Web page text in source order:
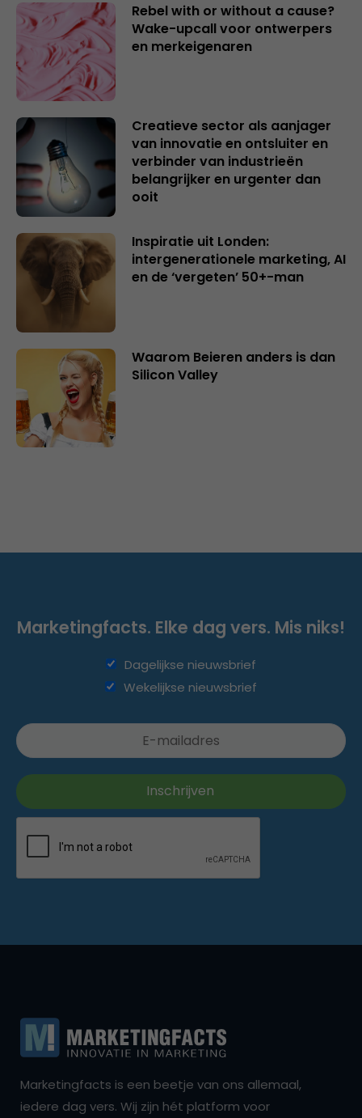
Rebel with or without a cause?
Wake-upcall voor ontwerpers
en merkeigenaren
Creatieve sector als aanjager
van innovatie en ontsluiter en
verbinder van industrieën
belangrijker en urgenter dan
ooit
Inspiratie uit Londen:
intergenerationele marketing, AI
en de ‘vergeten’ 50+-man
Waarom Beieren anders is dan
Silicon Valley
Marketingfacts. Elke dag vers. Mis niks!
Dagelijkse nieuwsbrief
Wekelijkse nieuwsbrief
Marketingfacts is een beetje van ons allemaal,
iedere dag vers. Wij zijn hét platform voor